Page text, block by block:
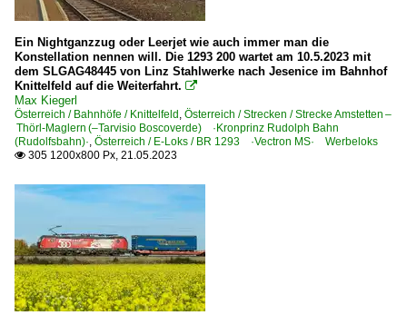
Ein Nightganzzug oder Leerjet wie auch immer man die
Konstellation nennen will. Die 1293 200 wartet am 10.5.2023 mit
dem SLGAG48445 von Linz Stahlwerke nach Jesenice im Bahnhof
Knittelfeld auf die Weiterfahrt. 
Max Kiegerl
Österreich / Bahnhöfe / Knittelfeld , Österreich / Strecken / Strecke Amstetten –
Thörl-Maglern (–Tarvisio Boscoverde) ·Kronprinz Rudolph Bahn
(Rudolfsbahn)·, Österreich / E-Loks / BR 1293 ·Vectron MS· Werbeloks
 305 1200x800 Px, 21.05.2023